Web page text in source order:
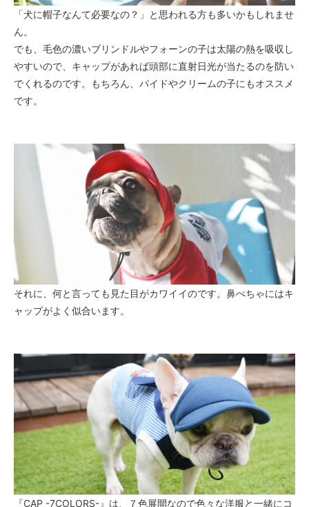
「犬に帽子なんて必要なの？」と思われる方も多いかもしれませ
ん。
でも、毛色の濃いブリンドルやフォーンの子は太陽の熱を吸収し
やすいので、キャップがあれば頭部に直射日光が当たるのを防い
でくれるのです。もちろん、パイドやクリームの子にもオススメ
です。
それに、何と言っても見た目がカワイイのです。鼻ぺちゃにはキ
ャップがよく似合います。
『CAP -7COLORS-』は、７色展開なので色々な洋服と一緒にコ